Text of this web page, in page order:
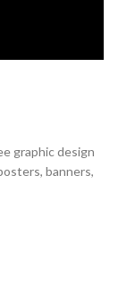
graphic design
banners,